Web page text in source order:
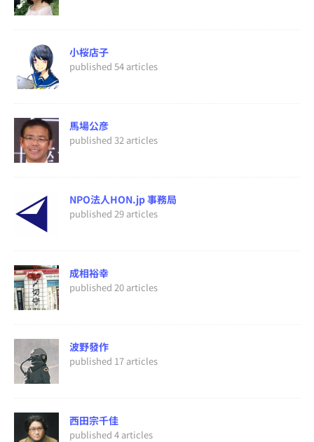
小桜店子
published 54 articles
馬場公彦
published 32 articles
NPO法人HON.jp 事務局
published 29 articles
成相裕幸
published 20 articles
波野發作
published 17 articles
西田宗千佳
published 4 articles